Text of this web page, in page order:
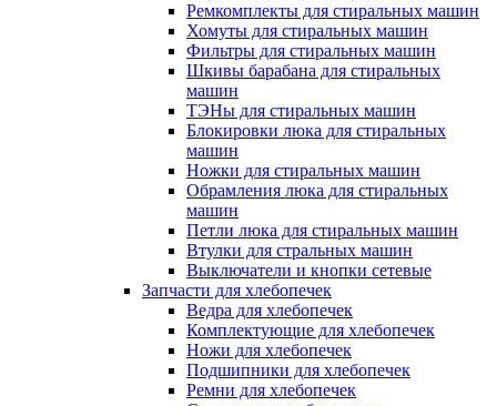
Ремкомплекты для стиральных машин
Хомуты для стиральных машин
Фильтры для стиральных машин
Шкивы барабана для стиральных
машин
ТЭНы для стиральных машин
Блокировки люка для стиральных
машин
Ножки для стиральных машин
Обрамления люка для стиральных
машин
Петли люка для стиральных машин
Втулки для стральных машин
Выключатели и кнопки сетевые
Запчасти для хлебопечек
Ведра для хлебопечек
Комплектующие для хлебопечек
Ножи для хлебопечек
Подшипники для хлебопечек
Ремни для хлебопечек